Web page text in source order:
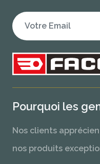
Pourquoi les
Nos clients
nos produits